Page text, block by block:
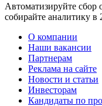
Автоматизируйте сбор
собирайте аналитику в
О компании
Наши вакансии
Партнерам
Реклама на сайте
Новости и статьи
Инвесторам
Кандидаты по